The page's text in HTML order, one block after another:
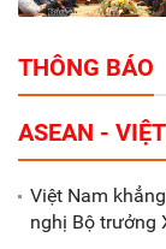
THÔNG BÁO
ASEAN -
Việt Nam
nghị Bộ trưởng